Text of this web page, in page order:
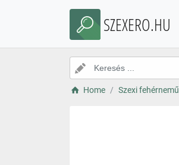
SZEXERO.HU
Home Szexi fehérnemű